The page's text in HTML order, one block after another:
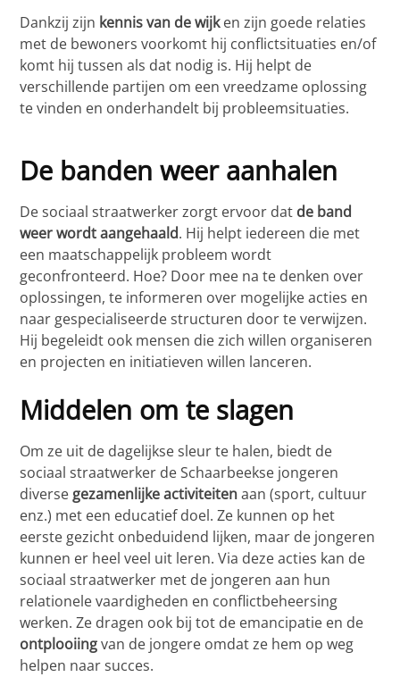
Dankzij zijn kennis van de wijken zijn goede relaties
met de bewoners voorkomt hij conflictsituaties en/of
komt hij tussen als dat nodig is. Hij helpt de
verschillende partijen om een vreedzame oplossing
te vinden en onderhandelt bij probleemsituaties.
De banden weer aanhalen
De sociaal straatwerker zorgt ervoor dat de band
weer wordt aangehaald. Hij helpt iedereen die met
een maatschappelijk probleem wordt
geconfronteerd. Hoe? Door mee na te denken over
oplossingen, te informeren over mogelijke acties en
naar gespecialiseerde structuren door te verwijzen.
Hij begeleidt ook mensen die zich willen organiseren
en projecten en initiatieven willen lanceren.
Middelen om te slagen
Om ze uit de dagelijkse sleur te halen, biedt de
sociaal straatwerker de Schaarbeekse jongeren
diverse gezamenlijke activiteitenaan (sport, cultuur
enz.) met een educatief doel. Ze kunnen op het
eerste gezicht onbeduidend lijken, maar de jongeren
kunnen er heel veel uit leren. Via deze acties kan de
sociaal straatwerker met de jongeren aan hun
relationele vaardigheden en conflictbeheersing
werken. Ze dragen ook bij tot de emancipatie en de
ontplooiingvan de jongere omdat ze hem op weg
helpen naar succes.